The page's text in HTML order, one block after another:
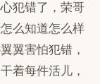
犯错了，荣哥
么知道怎么样
翼害怕犯错，
着每件活儿，